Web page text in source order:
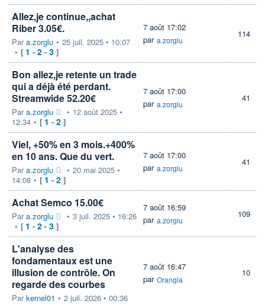
Allez,je continue,,achat
Riber 3.05€.
Para.zorglu • 25 juil. 2025 • 10:07
• [ 1 - 2 - 3 ]
7 août 17:02
par a.zorglu
114
Bon allez,je retente un trade
qui a déjà été perdant.
Streamwide 52.20€
Para.zorglu • 12 août 2025 •
12:34 • [ 1 - 2 ]
7 août 17:00
par a.zorglu
41
Viel, +50% en 3 mois.+400%
en 10 ans. Que du vert.
Para.zorglu • 20 mai 2025 •
14:08 • [ 1 - 2 ]
7 août 17:00
par a.zorglu
41
Achat Semco 15.00€
Para.zorglu • 3 juil. 2025 • 16:26
• [ 1 - 2 - 3 ]
7 août 16:59
par a.zorglu
109
L'analyse des
fondamentaux est une
illusion de contrôle. On
regarde des courbes
Parkernel01 • 2 juil. 2026 • 00:36
7 août 16:47
par Orangia
10